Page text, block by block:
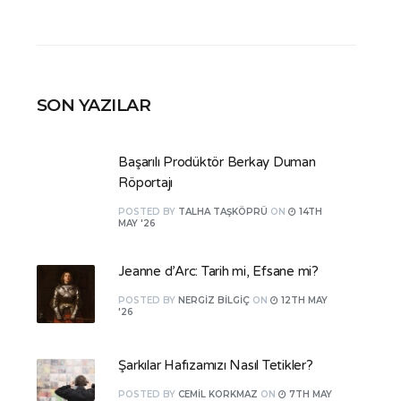
SON YAZILAR
Başarılı Prodüktör Berkay Duman
Röportajı
POSTED BY TALHA TAŞKÖPRÜ ON
14TH
MAY '26
Jeanne d’Arc: Tarih mi, Efsane mi?
POSTED BY NERGIZ BILGIÇ ON
12TH MAY
'26
Şarkılar Hafızamızı Nasıl Tetikler?
POSTED BY CEMIL KORKMAZ ON
7TH MAY